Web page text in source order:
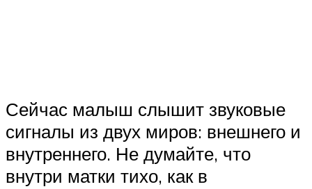
Сейчас малыш слышит звуковые
сигналы из двух миров: внешнего и
внутреннего. Не думайте, что
внутри матки тихо, как в